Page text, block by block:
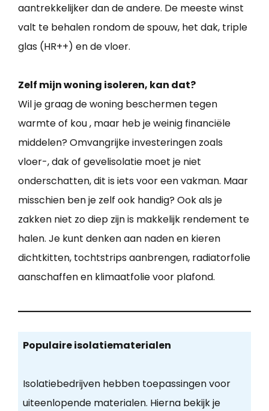
aantrekkelijker dan de andere. De meeste winst
valt te behalen rondom de spouw, het dak, triple
glas (HR++) en de vloer.
Zelf mijn woning isoleren, kan dat?
Wil je graag de woning beschermen tegen
warmte of kou , maar heb je weinig financiële
middelen? Omvangrijke investeringen zoals
vloer-, dak of gevelisolatie moet je niet
onderschatten, dit is iets voor een vakman. Maar
misschien ben je zelf ook handig? Ook als je
zakken niet zo diep zijn is makkelijk rendement te
halen. Je kunt denken aan naden en kieren
dichtkitten, tochtstrips aanbrengen, radiatorfolie
aanschaffen en klimaatfolie voor plafond.
Populaire isolatiematerialen
Isolatiebedrijven hebben toepassingen voor
uiteenlopende materialen. Hierna bekijk je